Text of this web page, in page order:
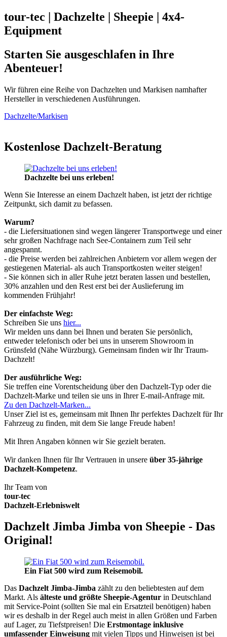
tour-tec | Dachzelte | Sheepie | 4x4-
Equipment
Starten Sie ausgeschlafen in Ihre
Abenteuer!
Wir führen eine Reihe von Dachzelten und Markisen namhafter
Hersteller in verschiedenen Ausführungen.
Dachzelte/Markisen
Kostenlose Dachzelt-Beratung
Dachzelte bei uns erleben!
Wenn Sie Interesse an einem Dachzelt haben, ist jetzt der richtige
Zeitpunkt, sich damit zu befassen.
Warum?
- die Liefersituationen sind wegen längerer Transportwege und einer
sehr großen Nachfrage nach See-Containern zum Teil sehr
angespannt.
- die Preise werden bei zahlreichen Anbietern vor allem wegen der
gestiegenen Material- als auch Transportkosten weiter steigen!
- Sie können sich in aller Ruhe jetzt beraten lassen und bestellen,
30% anzahlen und den Rest erst bei der Auslieferung im
kommenden Frühjahr!
Der einfachste Weg:
Schreiben Sie uns hier...
Wir melden uns dann bei Ihnen und beraten Sie persönlich,
entweder telefonisch oder bei uns in unserem Showroom in
Grünsfeld (Nähe Würzburg). Gemeinsam finden wir Ihr Traum-
Dachzelt!
Der ausführliche Weg:
Sie treffen eine Vorentscheidung über den Dachzelt-Typ oder die
Dachzelt-Marke und teilen sie uns in Ihrer E-mail-Anfrage mit.
Zu den Dachzelt-Marken...
Unser Ziel ist es, gemeinsam mit Ihnen Ihr perfektes Dachzelt für Ihr
Fahrzeug zu finden, mit dem Sie lange Freude haben!
Mit Ihren Angaben können wir Sie gezielt beraten.
Wir danken Ihnen für Ihr Vertrauen in unsere über 35-jährige
Dachzelt-Kompetenz.
Ihr Team von
tour-tec
Dachzelt-Erlebniswelt
Dachzelt Jimba Jimba von Sheepie - Das
Original!
Ein Fiat 500 wird zum Reisemobil.
Das Dachzelt Jimba-Jimba zählt zu den beliebtesten auf dem
Markt. Als älteste und größte Sheepie-Agentur in Deutschland
mit Service-Point (sollten Sie mal ein Ersatzteil benötigen) haben
wir es deshalb in der Regel auch meist in allen Größen und Farben
auf Lager, zu Tiefstpreisen! Die Erstmontage inklusive
umfassender Einweisung mit vielen Tipps und Hinweisen ist bei